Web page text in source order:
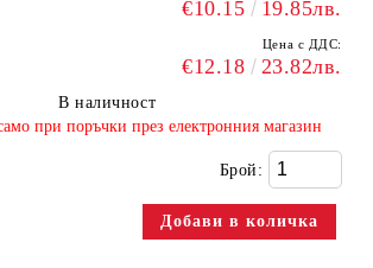
€10.15 19.85лв.
Цена с ДДС:
€12.18 23.82лв.
В наличност
при поръчки през електронния магазин
Брой: